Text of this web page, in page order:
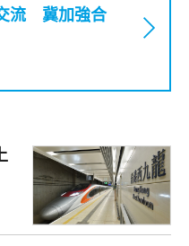
流 冀加強合